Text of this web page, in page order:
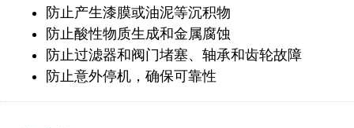
防止产生漆膜或油泥等沉积物
防止酸性物质生成和金属腐蚀
防止过滤器和阀门堵塞、轴承和齿轮故障
防止意外停机，确保可靠性